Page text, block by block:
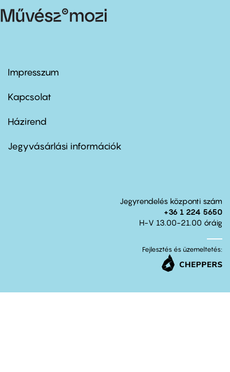
Footer
first
Impresszum
Kapcsolat
Footer
second
Házirend
Jegyvásárlási információk
Jegyrendelés központi szám
+36 1 224 5650
H-V 13.00-21.00 óráig
Fejlesztés és üzemeltetés: